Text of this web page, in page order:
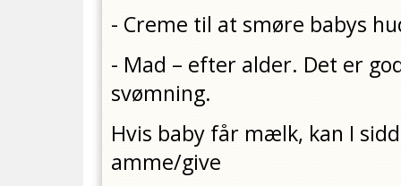
- Creme til at smøre babys
- Mad – efter alder. Det er
svømning.
Hvis baby får mælk, kan I
amme/give